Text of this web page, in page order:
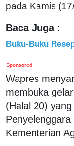
pada Kamis
Baca Juga :
Buku-Buku
Sponsored
Wapres
membuka
(Halal 20)
Kementerian